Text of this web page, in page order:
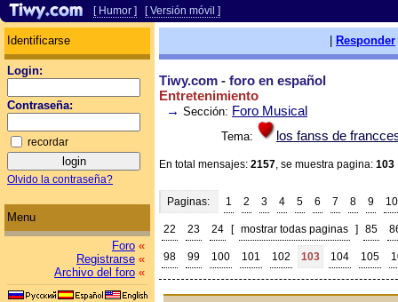
[ Humor ] [ Versión móvil ]
Identificarse
Login:
Contraseña:
recordar
Olvido la contraseña?
Menu
Foro «
Registrarse «
Archivo del foro «
Responder
Tiwy.com - foro en español
Entretenimiento
→ Sección: Foro Musical
Tema: los fanss de
En total mensajes: 2157, se muestra pagina: 103
Paginas: 1 2 3 4 5 6 7 8 9 10
22 23 24 [ mostrar todas paginas ] 85
98 99 100 101 102 103 104 105